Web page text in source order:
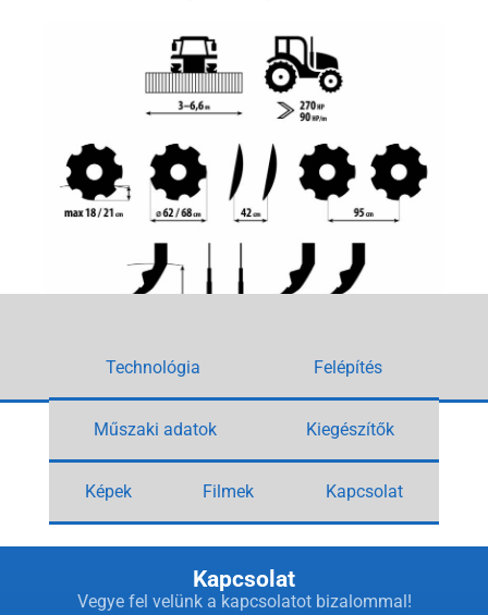
Technológia Felépítés
Műszaki adatok Kiegészítők
Képek Filmek Kapcsolat
Kapcsolat
Vegye fel velünk a kapcsolatot bizalommal!